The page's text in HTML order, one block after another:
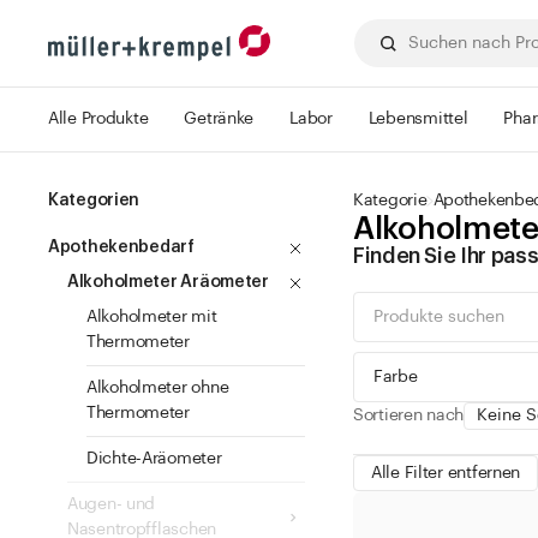
Alle Produkte Getränke Labor Lebensmittel
Kategorien
Apothekenbedarf
Alkoholmeter Aräometer
Alkoholmeter mit
Thermometer
Alkoholmeter ohne
Thermometer
Dichte-Aräometer
Augen- und
Nasentropfflaschen
Kategorie
Finden Sie Ihr
Farbe
Sortieren nach
Alle Filter entfernen